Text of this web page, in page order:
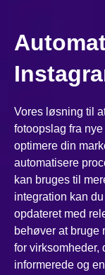
Vores løsning til
fotoopslag fra
optimere din
automatisere
kan bruges til
integration kan
opdateret med
behøver at bruge
for virksomheder,
informerede og